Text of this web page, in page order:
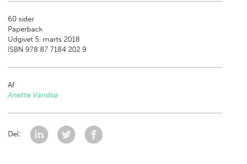
60sider
Paperback
Udgivet 5. marts 2018
ISBN 978 87 7184 202 9
Af
Anette Vandsø
Del: